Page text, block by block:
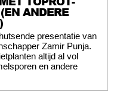
ANDERE
presentatie van
Zamir Punja.
altijd al vol
en andere